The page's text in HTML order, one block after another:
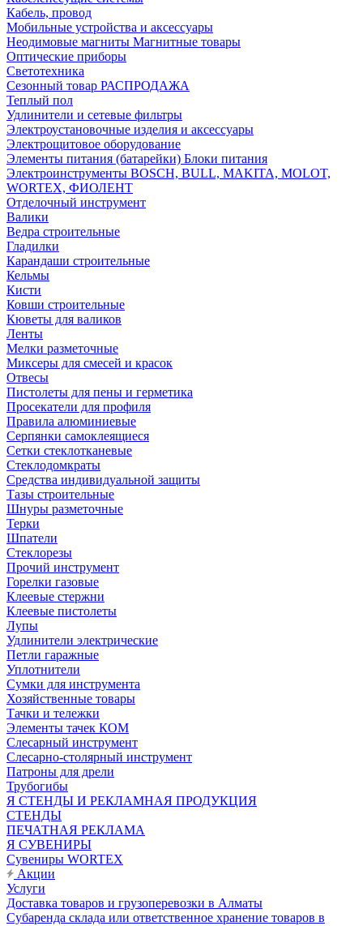
Кабель, провод
Мобильные устройства и аксессуары
Неодимовые магниты Магнитные товары
Оптические приборы
Светотехника
Сезонный товар РАСПРОДАЖА
Теплый пол
Удлинители и сетевые фильтры
Электроустановочные изделия и аксессуары
Электрощитовое оборудование
Элементы питания (батарейки) Блоки питания
Электроинструменты BOSCH, BULL, MAKITA, MOLOT,
WORTEX, ФИОЛЕНТ
Отделочный инструмент
Валики
Ведра строительные
Гладилки
Карандаши строительные
Кельмы
Кисти
Ковши строительные
Кюветы для валиков
Ленты
Мелки разметочные
Миксеры для смесей и красок
Отвесы
Пистолеты для пены и герметика
Просекатели для профиля
Правила алюминиевые
Серпянки самоклеящиеся
Сетки стеклотканевые
Стеклодомкраты
Средства индивидуальной защиты
Тазы строительные
Шнуры разметочные
Терки
Шпатели
Стеклорезы
Прочий инструмент
Горелки газовые
Клеевые стержни
Клеевые пистолеты
Лупы
Удлинители электрические
Петли гаражные
Уплотнители
Сумки для инструмента
Хозяйственные товары
Тачки и тележки
Элементы тачек КОМ
Слесарный инструмент
Слесарно-столярный инструмент
Патроны для дрели
Трубогибы
Я СТЕНДЫ И РЕКЛАМНАЯ ПРОДУКЦИЯ
СТЕНДЫ
ПЕЧАТНАЯ РЕКЛАМА
Я СУВЕНИРЫ
Сувениры WORTEX
Акции
Услуги
Доставка товаров и грузоперевозки в Алматы
Субаренда склада или ответственное хранение товаров в